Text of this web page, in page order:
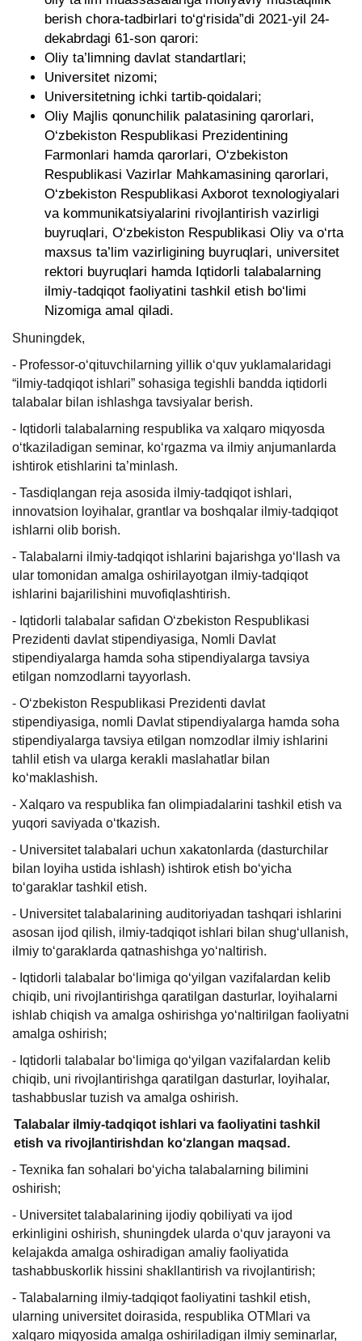
berish chora-tadbirlari to‘g‘risida”di 2021-yil 24-
dekabrdagi 61-son qarori:
Oliy ta’limning davlat standartlari;
Universitet nizomi;
Universitetning ichki tartib-qoidalari;
Oliy Majlis qonunchilik palatasining qarorlari,
O‘zbekiston Respublikasi Prezidentining
Farmonlari hamda qarorlari, O‘zbekiston
Respublikasi Vazirlar Mahkamasining qarorlari,
O‘zbekiston Respublikasi Axborot texnologiyalari
va kommunikatsiyalarini rivojlantirish vazirligi
buyruqlari, O‘zbekiston Respublikasi Oliy va o‘rta
maxsus ta’lim vazirligining buyruqlari, universitet
rektori buyruqlari hamda Iqtidorli talabalarning
ilmiy-tadqiqot faoliyatini tashkil etish bo‘limi
Nizomiga amal qiladi.
Shuningdek,
- Professor-o‘qituvchilarning yillik o‘quv yuklamalaridagi
“ilmiy-tadqiqot ishlari” sohasiga tegishli bandda iqtidorli
talabalar bilan ishlashga tavsiyalar berish.
- Iqtidorli talabalarning respublika va xalqaro miqyosda
o‘tkaziladigan seminar, ko‘rgazma va ilmiy anjumanlarda
ishtirok etishlarini ta’minlash.
- Tasdiqlangan reja asosida ilmiy-tadqiqot ishlari,
innovatsion loyihalar, grantlar va boshqalar ilmiy-tadqiqot
ishlarni olib borish.
- Talabalarni ilmiy-tadqiqot ishlarini bajarishga yo‘llash va
ular tomonidan amalga oshirilayotgan ilmiy-tadqiqot
ishlarini bajarilishini muvofiqlashtirish.
- Iqtidorli talabalar safidan O‘zbekiston Respublikasi
Prezidenti davlat stipendiyasiga, Nomli Davlat
stipendiyalarga hamda soha stipendiyalarga tavsiya
etilgan nomzodlarni tayyorlash.
- O‘zbekiston Respublikasi Prezidenti davlat
stipendiyasiga, nomli Davlat stipendiyalarga hamda soha
stipendiyalarga tavsiya etilgan nomzodlar ilmiy ishlarini
tahlil etish va ularga kerakli maslahatlar bilan
ko‘maklashish.
- Xalqaro va respublika fan olimpiadalarini tashkil etish va
yuqori saviyada o‘tkazish.
- Universitet talabalari uchun xakatonlarda (dasturchilar
bilan loyiha ustida ishlash) ishtirok etish bo‘yicha
to‘garaklar tashkil etish.
- Universitet talabalarining auditoriyadan tashqari ishlarini
asosan ijod qilish, ilmiy-tadqiqot ishlari bilan shug‘ullanish,
ilmiy to‘garaklarda qatnashishga yo‘naltirish.
- Iqtidorli talabalar bo‘limiga qo‘yilgan vazifalardan kelib
chiqib, uni rivojlantirishga qaratilgan dasturlar, loyihalarni
ishlab chiqish va amalga oshirishga yo‘naltirilgan faoliyatni
amalga oshirish;
- Iqtidorli talabalar bo‘limiga qo‘yilgan vazifalardan kelib
chiqib, uni rivojlantirishga qaratilgan dasturlar, loyihalar,
tashabbuslar tuzish va amalga oshirish.
Talabalar ilmiy-tadqiqot ishlari va faoliyatini tashkil
etish va rivojlantirishdan ko‘zlangan maqsad.
- Texnika fan sohalari bo‘yicha talabalarning bilimini
oshirish;
- Universitet talabalarining ijodiy qobiliyati va ijod
erkinligini oshirish, shuningdek ularda o‘quv jarayoni va
kelajakda amalga oshiradigan amaliy faoliyatida
tashabbuskorlik hissini shakllantirish va rivojlantirish;
- Talabalarning ilmiy-tadqiqot faoliyatini tashkil etish,
ularning universitet doirasida, respublika OTMlari va
xalqaro miqyosida amalga oshiriladigan ilmiy seminarlar,